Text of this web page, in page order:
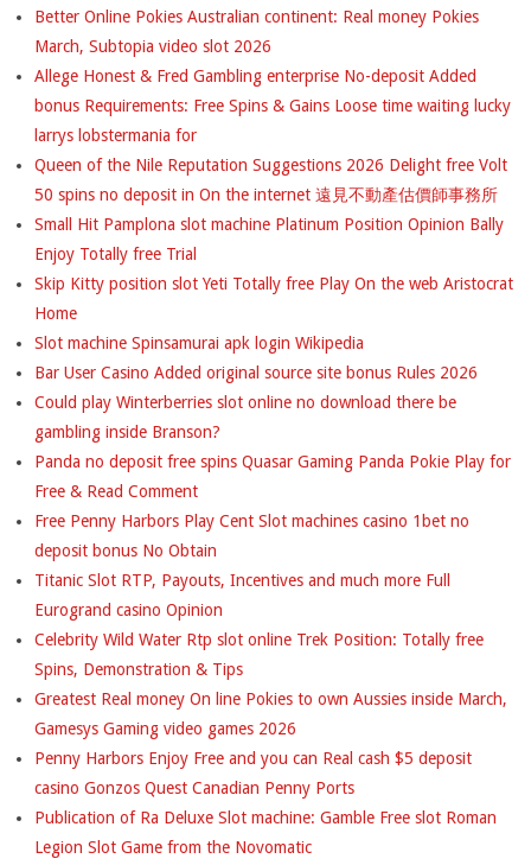
Better Online Pokies Australian continent: Real money Pokies
March, Subtopia video slot 2026
Allege Honest & Fred Gambling enterprise No-deposit Added
bonus Requirements: Free Spins & Gains Loose time waiting lucky
larrys lobstermania for
Queen of the Nile Reputation Suggestions 2026 Delight free Volt
50 spins no deposit in On the internet 遠見不動產估價師事務所
Small Hit Pamplona slot machine Platinum Position Opinion Bally
Enjoy Totally free Trial
Skip Kitty position slot Yeti Totally free Play On the web Aristocrat
Home
Slot machine Spinsamurai apk login Wikipedia
Bar User Casino Added original source site bonus Rules 2026
Could play Winterberries slot online no download there be
gambling inside Branson?
Panda no deposit free spins Quasar Gaming Panda Pokie Play for
Free & Read Comment
Free Penny Harbors Play Cent Slot machines casino 1bet no
deposit bonus No Obtain
Titanic Slot RTP, Payouts, Incentives and much more Full
Eurogrand casino Opinion
Celebrity Wild Water Rtp slot online Trek Position: Totally free
Spins, Demonstration & Tips
Greatest Real money On line Pokies to own Aussies inside March,
Gamesys Gaming video games 2026
Penny Harbors Enjoy Free and you can Real cash $5 deposit
casino Gonzos Quest Canadian Penny Ports
Publication of Ra Deluxe Slot machine: Gamble Free slot Roman
Legion Slot Game from the Novomatic